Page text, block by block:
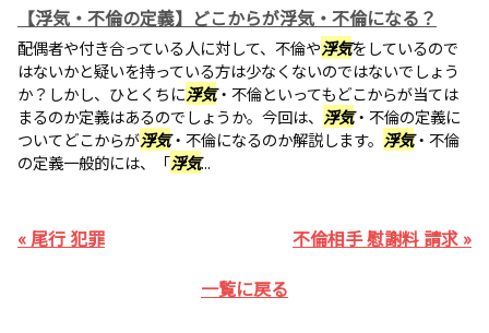
【浮気・不倫の定義】どこからが浮気・不倫になる？
配偶者や付き合っている人に対して、不倫や浮気をしているので
はないかと疑いを持っている方は少なくないのではないでしょう
か？しかし、ひとくちに浮気・不倫といってもどこからが当ては
まるのか定義はあるのでしょうか。今回は、 浮気・不倫の定義に
ついてどこからが浮気・不倫になるのか解説します。 浮気・不倫
の定義一般的には、「浮気...
« 尾行 犯罪
不倫相手 慰謝料 請求 »
一覧に戻る